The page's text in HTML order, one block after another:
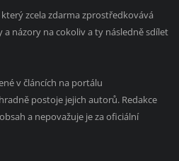
zcela zdarma zprostředkovává
názory na cokoliv a ty následně sdílet
v článcích na portálu
postoje jejich autorů. Redakce
a nepovažuje je za oficiální